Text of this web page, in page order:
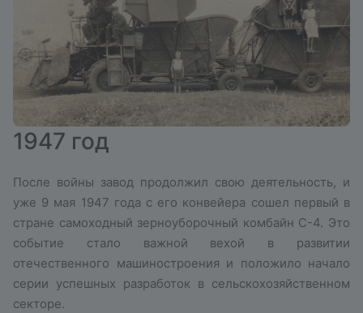
1947 год
После войны завод продолжил свою деятельность, и
уже 9 мая 1947 года с его конвейера сошел первый в
стране самоходный зерноуборочный комбайн С-4. Это
событие стало важной вехой в развитии
отечественного машиностроения и положило начало
серии успешных разработок в сельскохозяйственном
секторе.